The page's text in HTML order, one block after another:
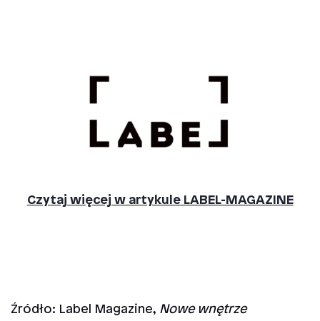
Czytaj więcej w artykule LABEL-MAGAZINE
Źródło: Label Magazine, Nowe wnętrze